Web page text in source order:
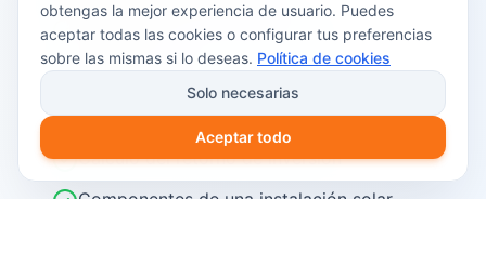
Cómo funciona el autoconsumo
fotovoltaico
Ayudas y subvenciones disponibles en
2026
Cálculo del retorno de inversión
Componentes de una instalación solar
obtengas la mejor experiencia de usuario. Puedes
aceptar todas las cookies o configurar tus preferencias
sobre las mismas si lo deseas. Política de cookies
Solo necesarias
Aceptar todo